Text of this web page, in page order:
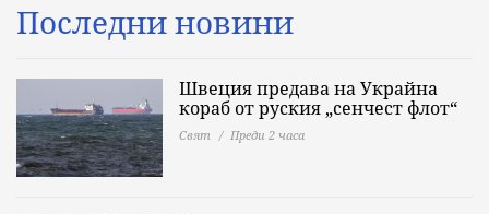
Последни новини
Швеция предава на Украйна
кораб от руския „сенчест флот“
Свят Преди 2 часа